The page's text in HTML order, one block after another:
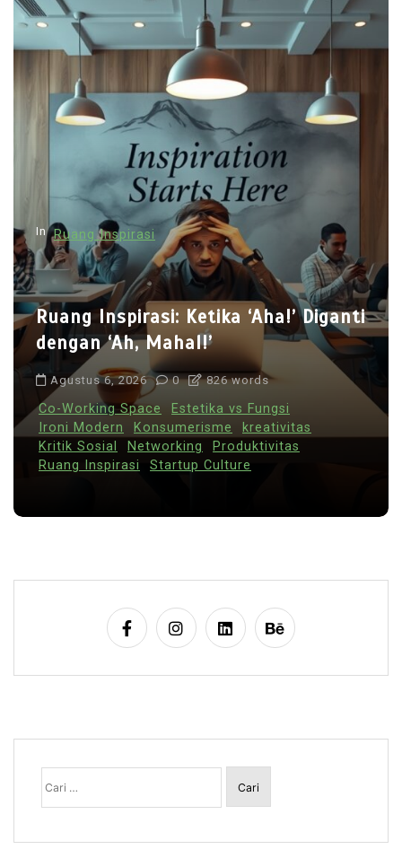
In Ruang Inspirasi
Ruang Inspirasi: Ketika ‘Aha!’ Diganti
dengan ‘Ah, Mahal!’
Agustus 6, 2026 0 826 words
Co-Working Space
Estetika vs Fungsi
Ironi Modern
Konsumerisme
kreativitas
Kritik Sosial
Networking
Produktivitas
Ruang Inspirasi
Startup Culture
Cari
untuk: